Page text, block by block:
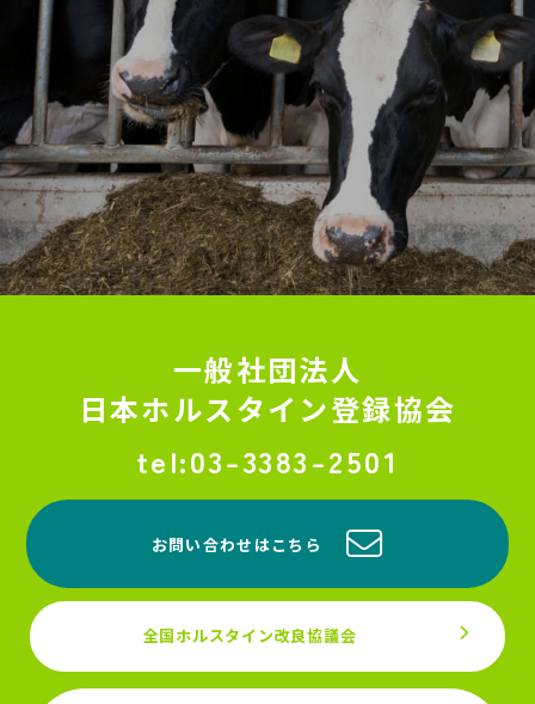
一般社団法人
日本ホルスタイン登録協会
03-3383-2501
お問い合わせはこちら
全国ホルスタイン改良協議会